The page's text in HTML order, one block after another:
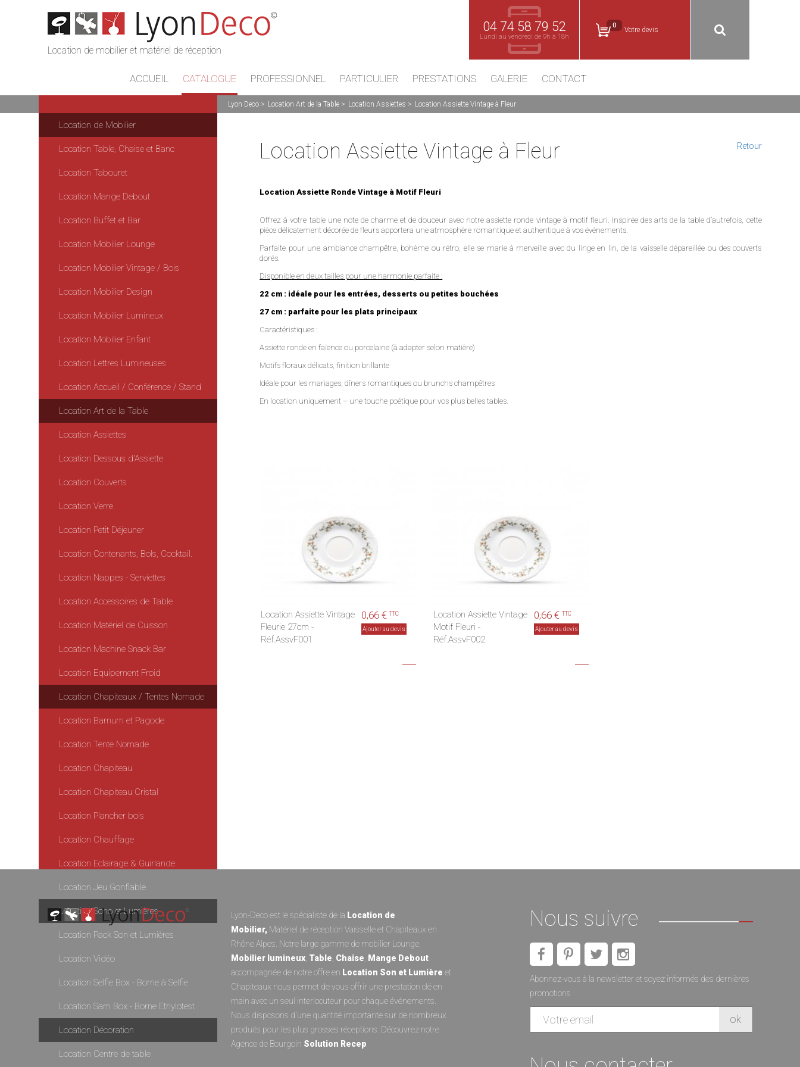
Location de mobilier et matériel de réception
04 74 58 79 52
Lundi au vendredi de 9h à 18h
0 Votre devis
ACCUEIL CATALOGUE PROFESSIONNEL PARTICULIER PRESTATIONS GALERIE CONTACT
Lyon Deco Location Art de la Table Location Assiettes Location Assiette Vintage à Fleur
Location de Mobilier
Location Table, Chaise et Banc
Location Tabouret
Location Mange Debout
Location Buffet et Bar
Location Mobilier Lounge
Location Mobilier Vintage / Bois
Location Mobilier Design
Location Mobilier Lumineux
Location Mobilier Enfant
Location Lettres Lumineuses
Location Accueil / Conférence / Stand
Location Art de la Table
Location Assiettes
Location Dessous d'Assiette
Location Couverts
Location Verre
Location Petit Déjeuner
Location Contenants, Bols, Cocktail.
Location Nappes - Serviettes
Location Accessoires de Table
Location Matériel de Cuisson
Location Machine Snack Bar
Location Equipement Froid
Location Chapiteaux / Tentes Nomade
Location Barnum et Pagode
Location Tente Nomade
Location Chapiteau
Location Chapiteau Cristal
Location Plancher bois
Location Chauffage
Location Eclairage & Guirlande
Location Jeu Gonflable
Location Sono et Lumières
Location Pack Son et Lumières
Location Vidéo
Location Selfie Box - Borne à Selfie
Location Sam Box - Borne Ethylotest
Location Décoration
Location Centre de table
Retour
Location Assiette Vintage à Fleur
Location Assiette Ronde Vintage à Motif Fleuri
Offrez à votre table une note de charme et de douceur avec notre assiette ronde vintage à motif fleuri. Inspirée des arts de la table d’autrefois, cette
pièce délicatement décorée de fleurs apportera une atmosphère romantique et authentique à vos événements.
Parfaite pour une ambiance champêtre, bohème ou rétro, elle se marie à merveille avec du linge en lin, de la vaisselle dépareillée ou des couverts
dorés.
Disponible en deux tailles pour une harmonie parfaite :
22 cm : idéale pour les entrées, desserts ou petites bouchées
27 cm : parfaite pour les plats principaux
Caractéristiques :
Assiette ronde en faïence ou porcelaine (à adapter selon matière)
Motifs floraux délicats, finition brillante
Idéale pour les mariages, dîners romantiques ou brunchs champêtres
En location uniquement – une touche poétique pour vos plus belles tables.
Location Assiette Vintage
Fleurie 27cm -
Réf.AssvF001
0,66 €TTC
Ajouter au devis
Location Assiette Vintage
Motif Fleuri -
Réf.AssvF002
0,66 €TTC
Ajouter au devis
Lyon-Deco est le spécialiste de la Location de
Mobilier, Matériel de réceptionVaisselleet Chapiteaux en
Rhône Alpes. Notre large gamme de mobilier Lounge
Mobilier lumineux Table Chaise
Mange Debout
accompagnée de notre offre en Location Son et Lumièreet
Chapiteaux nous permet de vous offrir une prestation clé en
main avec un seul interlocuteur pour chaque événements.
Nous disposons d'une quantité importante sur de nombreux
produits pour les plus grosses réceptions. Découvrez notre
Agence de Bourgoin Solution Recep
Nous suivre
Abonnez-vous à la newsletter et soyez informés des dernières
promotions